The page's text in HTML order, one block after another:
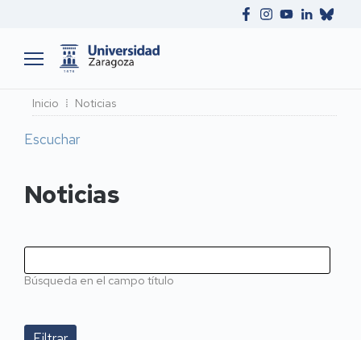
Ruta
de
navegación
Inicio Noticias
Escuchar
Noticias
Búsqueda en el campo título